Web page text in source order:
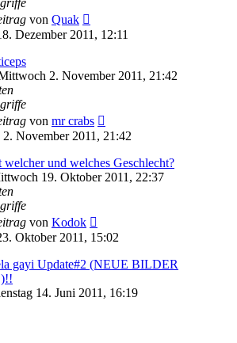
von Quak
Dezember 2011, 12:11
2. November 2011, 21:42
von mr crabs
November 2011, 21:42
und welches Geschlecht?
19. Oktober 2011, 22:37
von Kodok
Oktober 2011, 15:02
gayi Update#2 (NEUE BILDER
14. Juni 2011, 16:19